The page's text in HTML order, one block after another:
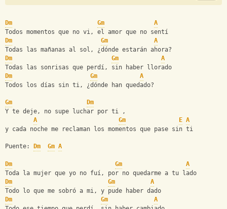
Dm Gm
A
Todos momentos que no vi, el amor que no sentí
Dm
Gm
A
Todas las mañanas al sol, ¿dónde estarán ahora?
Dm
Gm
A
Todas las sonrisas que perdí, sin haber llorado
Dm
Gm
A
Todos los días sin ti, ¿dónde han quedado?
Gm
Dm
Y te deje, no supe luchar por ti ,
A
Gm E A
y cada noche me reclaman los momentos que pase sin ti
Puente: Dm Gm A
Dm Gm
A
Toda la mujer que yo no fuí, por no quedarme a tu lado
Dm
Gm
A
Todo lo que me sobró a mi, y pude haber dado
Dm
Gm
A